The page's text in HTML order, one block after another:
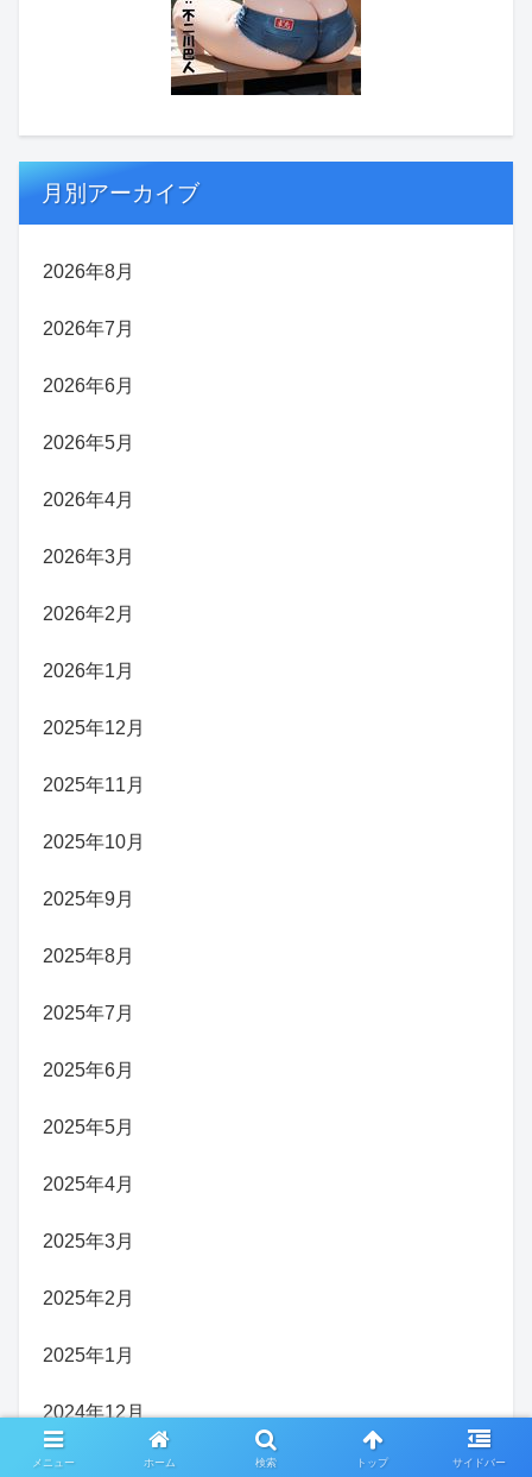
月別アーカイブ
2026年8月
2026年7月
2026年6月
2026年5月
2026年4月
2026年3月
2026年2月
2026年1月
2025年12月
2025年11月
2025年10月
2025年9月
2025年8月
2025年7月
2025年6月
2025年5月
2025年4月
2025年3月
2025年2月
2025年1月
2024年12月
2024年11月
メニュー ホーム 検索 トップ サイドバー